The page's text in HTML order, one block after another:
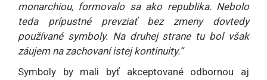
monarchiou, formovalo sa ako republika. Nebolo
teda prípustné prevziať bez zmeny dovtedy
používané symboly. Na druhej strane tu bol však
záujem na zachovaní istej kontinuity.“
Symboly by mali byť akceptované odbornou aj